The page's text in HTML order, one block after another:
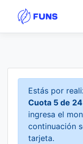
Estás por
Cuota 5 de
ingresa el
continuación
tarjeta.